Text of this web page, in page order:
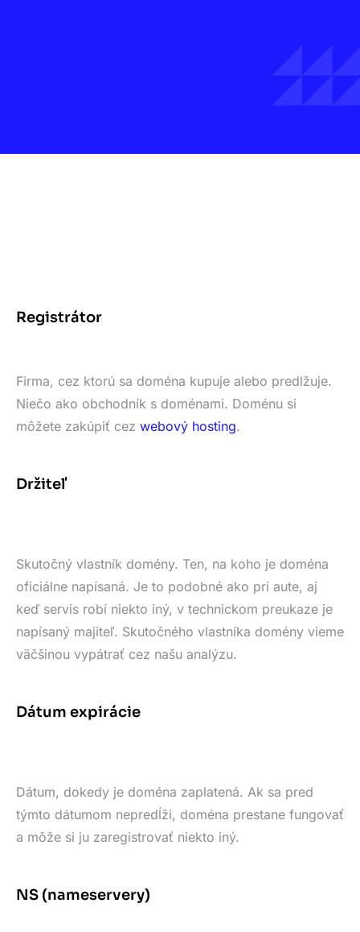
Registrátor
Firma, cez ktorú sa doména kupuje alebo predlžuje.
Niečo ako obchodník s doménami. Doménu si
môžete zakúpiť cez webový hosting.
Držiteľ
Skutočný vlastník domény. Ten, na koho je doména
oficiálne napísaná. Je to podobné ako pri aute, aj
keď servis robí niekto iný, v technickom preukaze je
napísaný majiteľ. Skutočného vlastníka domény vieme
väčšinou vypátrať cez našu analýzu.
Dátum expirácie
Dátum, dokedy je doména zaplatená. Ak sa pred
týmto dátumom nepredĺži, doména prestane fungovať
a môže si ju zaregistrovať niekto iný.
NS (nameservery)